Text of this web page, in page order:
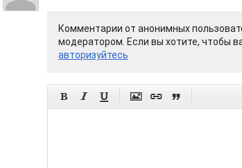
Комментарии от анонимных
модератором. Если вы хотите, чтобы
авторизуйтесь
     